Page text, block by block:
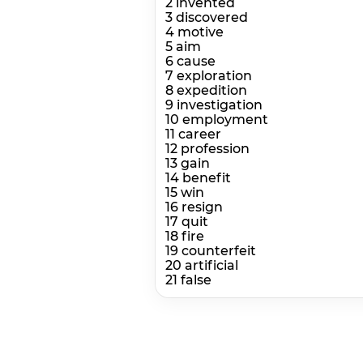
3 discovered
4 motive
5 aim
6 cause
7 exploration
8 expedition
9 investigation
10 employment
11 career
12 profession
13 gain
14 benefit
15 win
16 resign
17 quit
18 fire
19 counterfeit
20 artificial
21 false